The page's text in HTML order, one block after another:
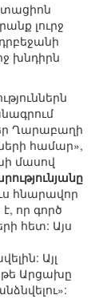
լուրջ
խնդիրն
Ղարաբաղի
համար»,
մասով
հնարավոր
որ գործ
հետ: Այս
Այլ
թե Արցախը